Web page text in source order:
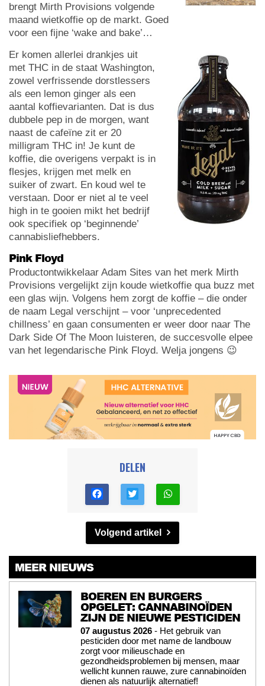
brengt Mirth Provisions volgende
maand wietkoffie op de markt. Goed
voor een fijne ‘wake and bake’…
Er komen allerlei drankjes uit
met THC in de staat Washington,
zowel verfrissende dorstlessers
als een lemon ginger als een
aantal koffievarianten. Dat is dus
dubbele pep in de morgen, want
naast de cafeïne zit er 20
milligram THC in! Je kunt de
koffie, die overigens verpakt is in
flesjes, krijgen met melk en
suiker of zwart. En koud wel te
verstaan. Door er niet al te veel
high in te gooien mikt het bedrijf
ook specifiek op ‘beginnende’
cannabisliefhebbers.
Pink Floyd
Productontwikkelaar Adam Sites van het merk Mirth
Provisions vergelijkt zijn koude wietkoffie qua buzz met
een glas wijn. Volgens hem zorgt de koffie – die onder
de naam Legal verschijnt – voor ‘unprecedented
chillness’ en gaan consumenten er weer door naar The
Dark Side Of The Moon luisteren, de succesvolle elpee
van het legendarische Pink Floyd. Welja jongens 😉
DELEN
Volgend artikel
MEER NIEUWS
BOEREN EN BURGERS
OPGELET: CANNABINOÏDEN
ZIJN DE NIEUWE PESTICIDEN
07 augustus 2026 - Het gebruik van
pesticiden door met name de landbouw
zorgt voor milieuschade en
gezondheidsproblemen bij mensen, maar
wellicht kunnen rauwe, zure cannabinoïden
dienen als natuurlijk alternatief!